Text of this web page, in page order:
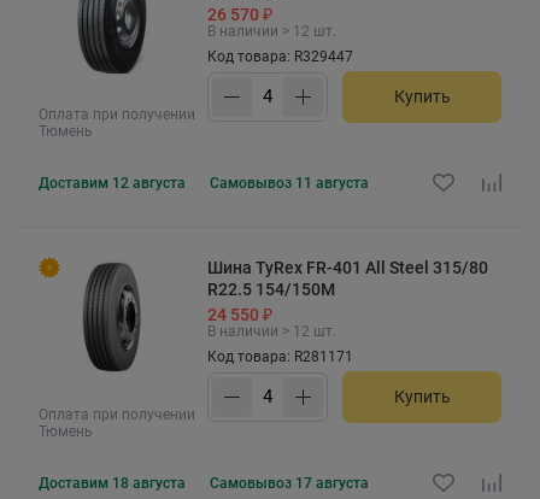
Оплата при получении
Тюмень
26 570 ₽
В наличии > 12 шт.
Код товара: R329447
Купить
Доставим 12 августа Самовывоз 11 августа
Оплата при получении
Тюмень
Шина TyRex FR-401 All Steel 315/80
R22.5 154/150M
24 550 ₽
В наличии > 12 шт.
Код товара: R281171
Купить
Доставим 18 августа Самовывоз 17 августа